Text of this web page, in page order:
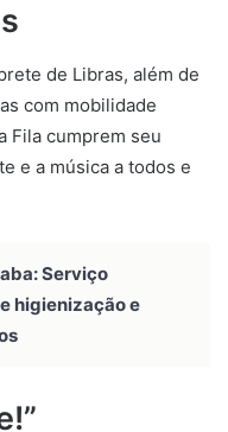
de Libras, além de
com mobilidade
Fila cumprem seu
e a música a todos e
Serviço
higienização e